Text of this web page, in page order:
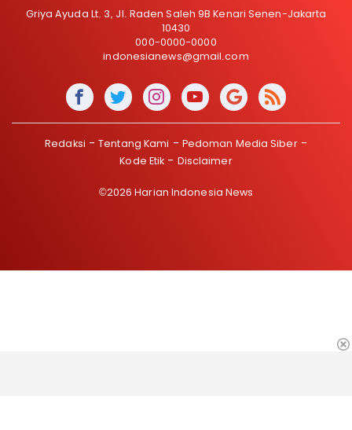
Griya Ayuda Lt. 3, Jl. Raden Saleh 9B Kenari Senen-Jakarta
10430
000-0000-0000
indonesianews@gmail.com
Redaksi Tentang Kami
Pedoman Media Siber
Kode Etik
Disclaimer
©2026 Harian Indonesia News